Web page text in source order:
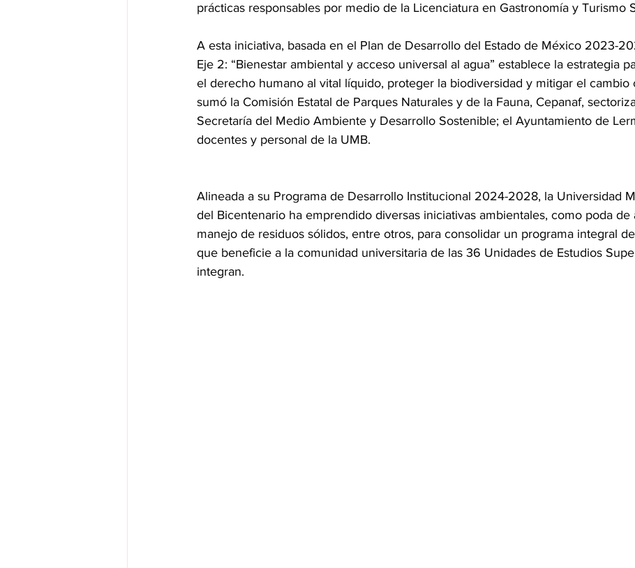
prácticas responsables por medio de la Licenciatura en Gastronomía y Turismo
A esta iniciativa, basada en el Plan de Desarrollo del Estado de México 2023-
Eje 2: “Bienestar ambiental y acceso universal al agua” establece la estrategia
el derecho humano al vital líquido, proteger la biodiversidad y mitigar el cambio
sumó la Comisión Estatal de Parques Naturales y de la Fauna, Cepanaf,
Secretaría del Medio Ambiente y Desarrollo Sostenible; el Ayuntamiento de
docentes y personal de la UMB.
Alineada a su Programa de Desarrollo Institucional 2024-2028, la Universidad
del Bicentenario ha emprendido diversas iniciativas ambientales, como poda de
manejo de residuos sólidos, entre otros, para consolidar un programa integral
que beneficie a la comunidad universitaria de las 36 Unidades de Estudios
integran.